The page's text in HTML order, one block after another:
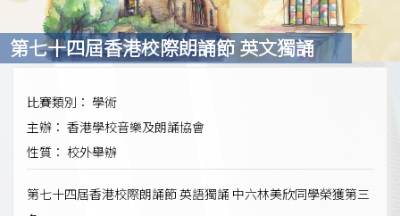
第七十四屆香港校際朗誦節 英文獨誦
比賽類別： 學術
主辦： 香港學校音樂及朗誦協會
性質： 校外舉辦
第七十四屆香港校際朗誦節 英語獨誦 中六林美欣同學榮獲第三